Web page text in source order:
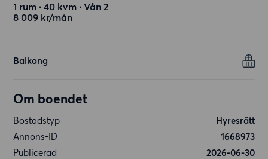
1 rum ∙ 40 kvm ∙ Vån 2
8 009 kr/mån
Balkong
Om boendet
Bostadstyp
Hyresrätt
Annons-ID
1668973
Publicerad
2026-06-30